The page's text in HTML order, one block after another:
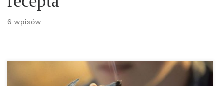
6 wpisów